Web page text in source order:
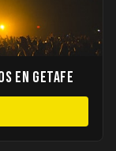
en Getafe